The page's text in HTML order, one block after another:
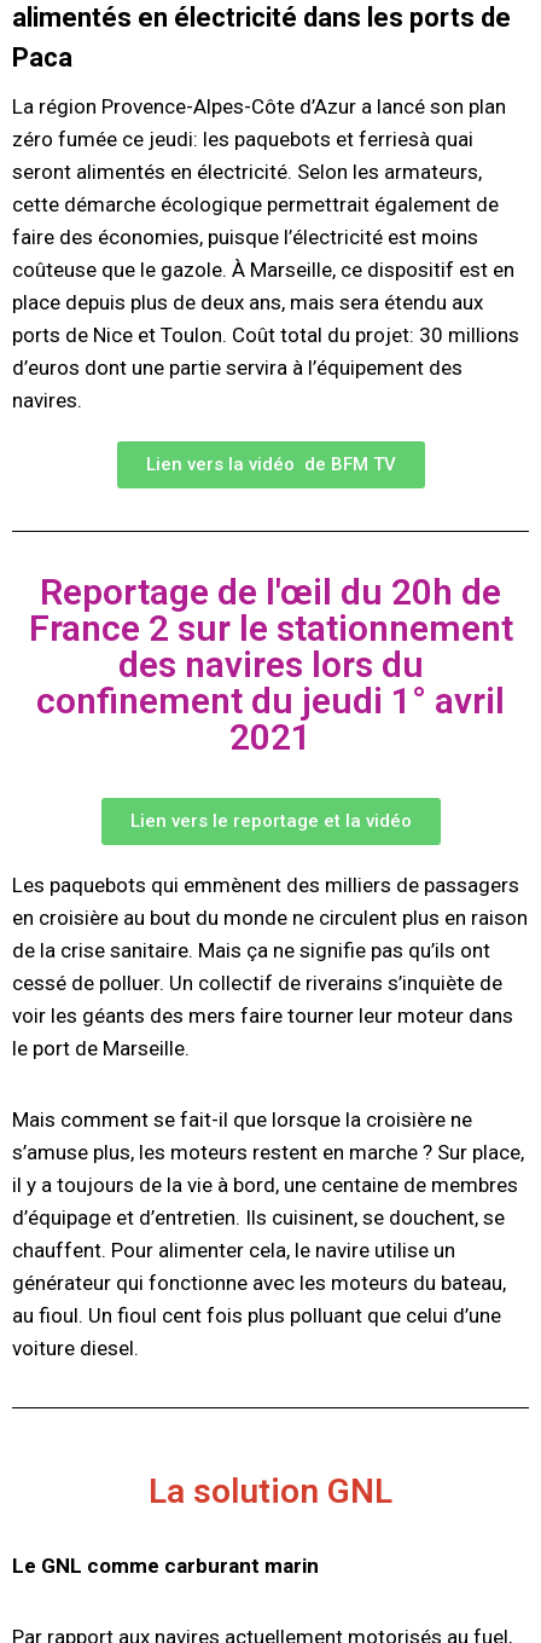
alimentés en électricité dans les ports de
Paca
La région Provence-Alpes-Côte d’Azur a lancé son plan
zéro fumée ce jeudi: les paquebots et ferriesà quai
seront alimentés en électricité. Selon les armateurs,
cette démarche écologique permettrait également de
faire des économies, puisque l’électricité est moins
coûteuse que le gazole. À Marseille, ce dispositif est en
place depuis plus de deux ans, mais sera étendu aux
ports de Nice et Toulon. Coût total du projet: 30 millions
d’euros dont une partie servira à l’équipement des
navires.
Lien vers la vidéo de BFM TV
Reportage de l'œil du 20h de
France 2 sur le stationnement
des navires lors du
confinement du jeudi 1° avril
2021
Lien vers le reportage et la vidéo
Les paquebots qui emmènent des milliers de passagers
en croisière au bout du monde ne circulent plus en raison
de la crise sanitaire. Mais ça ne signifie pas qu’ils ont
cessé de polluer. Un collectif de riverains s’inquiète de
voir les géants des mers faire tourner leur moteur dans
le port de Marseille.
Mais comment se fait-il que lorsque la croisière ne
s’amuse plus, les moteurs restent en marche ? Sur place,
il y a toujours de la vie à bord, une centaine de membres
d’équipage et d’entretien. Ils cuisinent, se douchent, se
chauffent. Pour alimenter cela, le navire utilise un
générateur qui fonctionne avec les moteurs du bateau,
au fioul. Un fioul cent fois plus polluant que celui d’une
voiture diesel.
La solution GNL
Le GNL comme carburant marin
Par rapport aux navires actuellement motorisés au fuel,